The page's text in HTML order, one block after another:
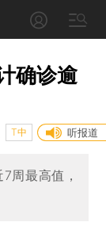
确诊逾
听报道
T中
周最高值，